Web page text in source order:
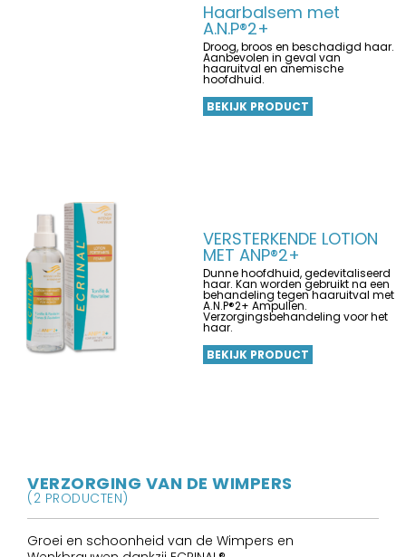
Haarbalsem met
A.N.P®2+
Droog, broos en beschadigd haar.
Aanbevolen in geval van
haaruitval en anemische
hoofdhuid.
BEKIJK PRODUCT
VERSTERKENDE LOTION
MET ANP®2+
Dunne hoofdhuid, gedevitaliseerd
haar. Kan worden gebruikt na een
behandeling tegen haaruitval met
A.N.P®2+ Ampullen.
Verzorgingsbehandeling voor het
haar.
BEKIJK PRODUCT
VERZORGING VAN DE WIMPERS
(2 PRODUCTEN)
Groei en schoonheid van de Wimpers en